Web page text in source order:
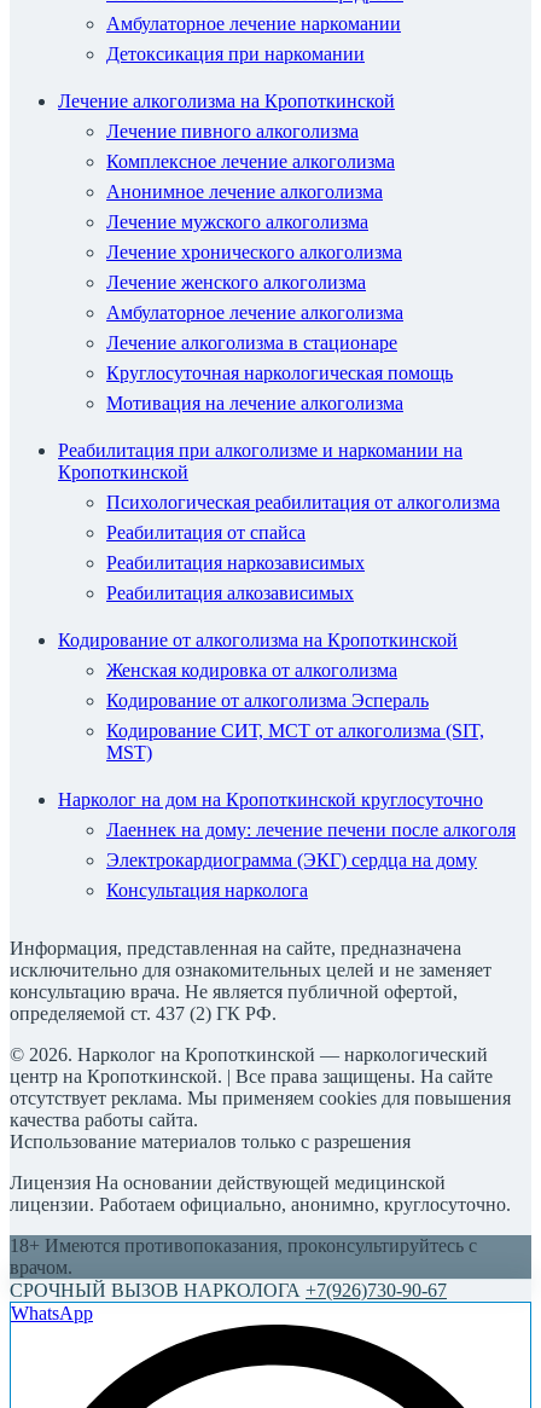
Амбулаторное лечение наркомании
Детоксикация при наркомании
Лечение алкоголизма на Кропоткинской
Лечение пивного алкоголизма
Комплексное лечение алкоголизма
Анонимное лечение алкоголизма
Лечение мужского алкоголизма
Лечение хронического алкоголизма
Лечение женского алкоголизма
Амбулаторное лечение алкоголизма
Лечение алкоголизма в стационаре
Круглосуточная наркологическая помощь
Мотивация на лечение алкоголизма
Реабилитация при алкоголизме и наркомании на
Кропоткинской
Психологическая реабилитация от алкоголизма
Реабилитация от спайса
Реабилитация наркозависимых
Реабилитация алкозависимых
Кодирование от алкоголизма на Кропоткинской
Женская кодировка от алкоголизма
Кодирование от алкоголизма Эспераль
Кодирование СИТ, МСТ от алкоголизма (SIT,
MST)
Нарколог на дом на Кропоткинской круглосуточно
Лаеннек на дому: лечение печени после алкоголя
Электрокардиограмма (ЭКГ) сердца на дому
Консультация нарколога
Информация, представленная на сайте, предназначена
исключительно для ознакомительных целей и не заменяет
консультацию врача. Не является публичной офертой,
определяемой ст. 437 (2) ГК РФ.
© 2026. Нарколог на Кропоткинской — наркологический
центр на Кропоткинской. | Все права защищены. На сайте
отсутствует реклама. Мы применяем cookies для повышения
качества работы сайта.
Использование материалов только с разрешения
Лицензия На основании действующей медицинской
лицензии. Работаем официально, анонимно, круглосуточно.
18+ Имеются противопоказания, проконсультируйтесь с
врачом.
СРОЧНЫЙ ВЫЗОВ НАРКОЛОГА +7(926)730-90-67
WhatsApp